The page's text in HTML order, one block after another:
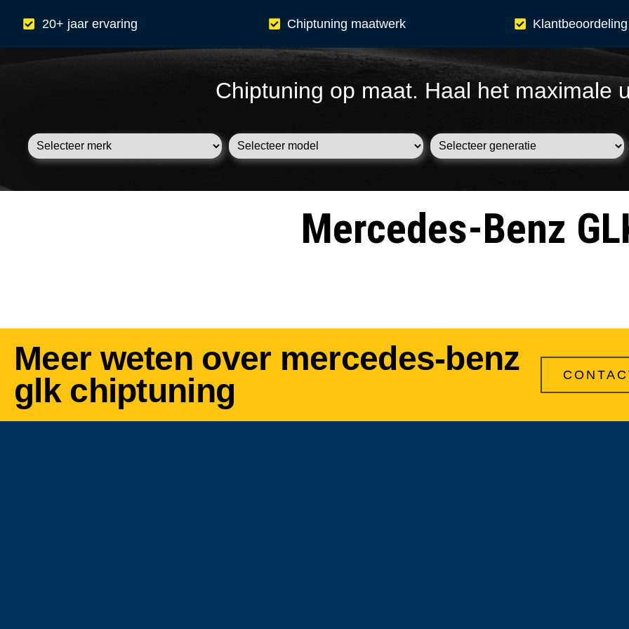
20+ jaar ervaring Chiptuning maatwerk
Chiptuning op maat. Haal het maximale
Mercedes-Benz
Meer weten over mercedes-benz
glk chiptuning